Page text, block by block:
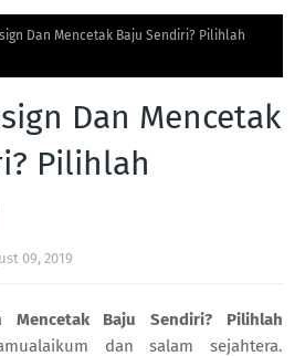
Dan Mencetak Baju Sendiri? Pilihlah
Dan Mencetak
Pilihlah
09, 2019
Mencetak Baju Sendiri? Pilihlah
dan salam sejahtera.